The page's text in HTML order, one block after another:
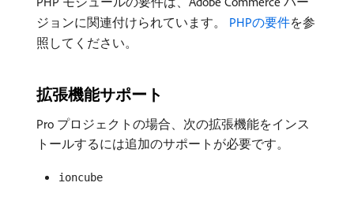
ジョンに関連付けられています。 PHPの要件を参
照してください。
拡張機能サポート
Pro プロジェクトの場合、次の拡張機能をインス
トールするには追加のサポートが必要です。
ioncube